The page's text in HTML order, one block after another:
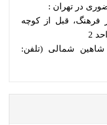
در تهران :
فرهنگ، قبل از کوچه
شاهین شمالی (تلفن: